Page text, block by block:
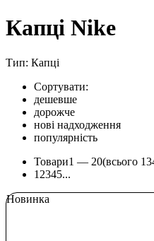
Капці Nike
Тип: Капці
Сортувати:
дешевше
дорожче
нові надходження
популярність
Товари1 — 20(всього
1 2345...
Новинка